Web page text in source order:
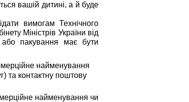
вашій дитині, а й буде
вимогам Технічного
Міністрів України від
пакування має бути
найменування
та контактну поштову
найменування чи